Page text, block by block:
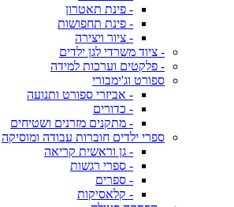
- פינת תאטרון
- פינת תחפושות
- ציור ויצירה
- ציוד משרדי לגן ילדים
- פלקטים וערכות למידה
ספורט וג'ימבורי
- אביזרי ספורט ותנועה
- כדורים
- מתקנים מזרנים ושטיחים
ספרי ילדים חוברות עבודה ומוסיקה
- גן וראשית קריאה
- ספרי רגשות
- ספרים
- קלאסיקות